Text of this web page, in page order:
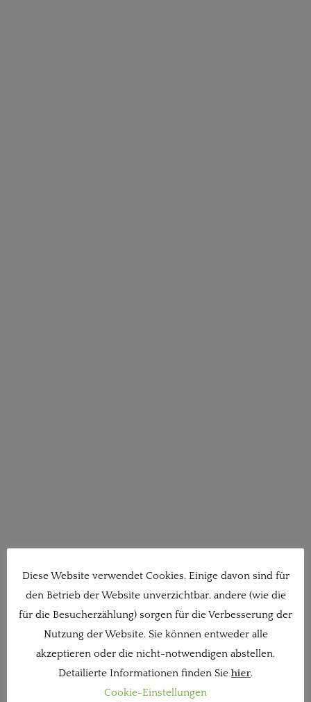
Diese Website verwendet Cookies. Einige davon sind für
den Betrieb der Website unverzichtbar, andere (wie die
für die Besucherzählung) sorgen für die Verbesserung der
Nutzung der Website. Sie können entweder alle
akzeptieren oder die nicht-notwendigen abstellen.
Detailierte Informationen finden Siehier.
Cookie-Einstellungen